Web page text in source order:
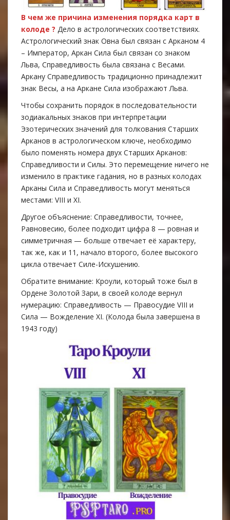
В чем же причина изменения порядка карт в
колоде ? Дело в астрологических соответствиях.
Астрологический знак Овна был связан с Арканом 4
– Император, Аркан Сила был связан со знаком
Льва, Справедливость была связана с Весами.
Аркану Справедливость традиционно принадлежит
знак Весы, а на Аркане Сила изображают Льва.
Чтобы сохранить порядок в последовательности
зодиакальных знаков при интерпретации
Эзотерических значений для толкования Старших
Арканов в астрологическом ключе, необходимо
было поменять номера двух Старших Арканов:
Справедливости и Силы. Это перемещение ничего не
изменило в практике гадания, но в разных колодах
Арканы Сила и Справедливость могут меняться
местами: VIII и XI.
Другое объяснение: Справедливости, точнее,
Равновесию, более подходит цифра 8 — ровная и
симметричная — больше отвечает её характеру,
так же, как и 11, начало второго, более высокого
цикла отвечает Силе-Искушению.
Обратите внимание: Кроули, который тоже был в
Ордене Золотой Зари, в своей колоде вернул
нумерацию: Справедливость — Правосудие VIII и
Сила — Вожделение XI. (Колода была завершена в
1943 году)